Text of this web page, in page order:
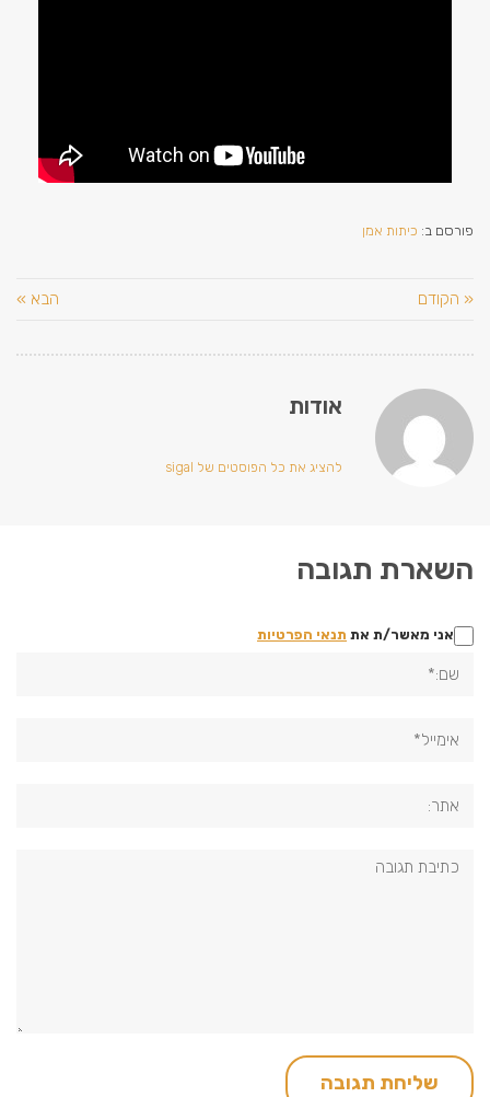
פורסם ב: כיתות אמן
« הקודם הבא »
אודות
להציג את כל הפוסטים של sigal
השארת תגובה
אני מאשר/ת את תנאי הפרטיות